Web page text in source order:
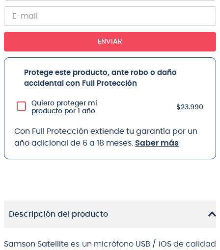
ENVIAR
Protege este producto, ante robo o daño
accidental con Full Protección
Quiero proteger mi
producto por 1 año
$23.990
Con Full Protección extiende tu garantía por un
año adicional de 6 a 18 meses. Saber más
Descripción del producto
Samson Satellite es un micrófono USB / iOSde calidad